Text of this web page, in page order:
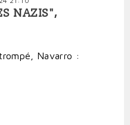
NAZIS",
Navarro :